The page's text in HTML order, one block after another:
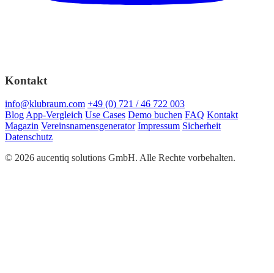
Kontakt
info@klubraum.com +49 (0) 721 / 46 722 003
Blog App-Vergleich Use Cases Demo buchen FAQ Kontakt
Magazin Vereinsnamensgenerator Impressum Sicherheit
Datenschutz
© 2026 aucentiq solutions GmbH. Alle Rechte vorbehalten.